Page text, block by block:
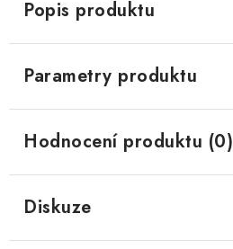
Popis produktu
Parametry produktu
Hodnocení produktu (0)
Diskuze